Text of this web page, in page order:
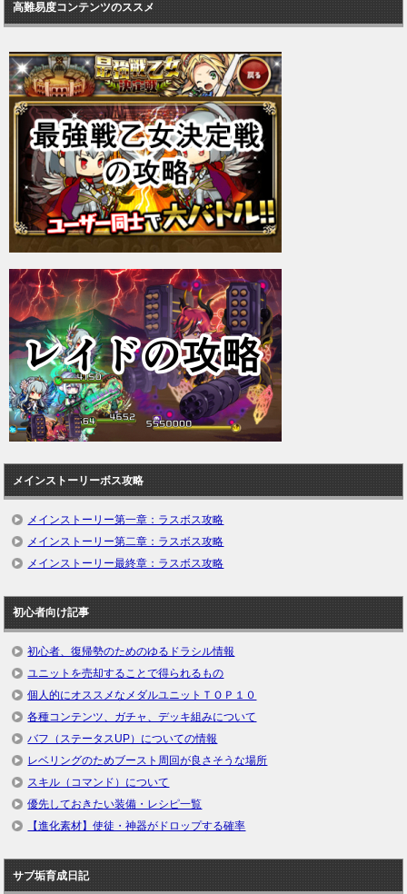
高難易度コンテンツのススメ
メインストーリーボス攻略
メインストーリー第一章：ラスボス攻略
メインストーリー第二章：ラスボス攻略
メインストーリー最終章：ラスボス攻略
初心者向け記事
初心者、復帰勢のためのゆるドラシル情報
ユニットを売却することで得られるもの
個人的にオススメなメダルユニットＴＯＰ１０
各種コンテンツ、ガチャ、デッキ組みについて
バフ（ステータスUP）についての情報
レベリングのためブースト周回が良さそうな場所
スキル（コマンド）について
優先しておきたい装備・レシピ一覧
【進化素材】使徒・神器がドロップする確率
サブ垢育成日記